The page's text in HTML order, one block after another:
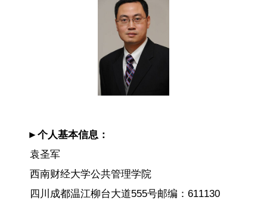
►个人基本信息：
袁圣军
西南财经大学公共管理学院
四川成都温江柳台大道555号邮编：611130